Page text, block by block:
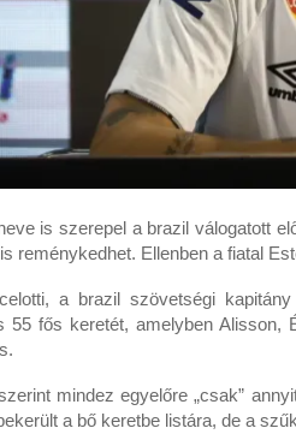
is szerepel a brazil válogatott
reménykedhet. Ellenben a fiatal
a brazil szövetségi
55 fős keretét, amelyben Alisson,
mindez egyelőre „csak”
a bő keretbe listára, de a